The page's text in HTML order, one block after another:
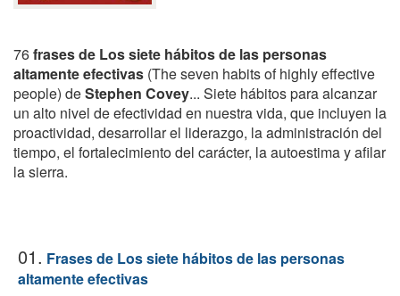
76frases de Los siete hábitos de las personas
altamente efectivas (The seven habits of highly effective
people) deStephen Covey... Siete hábitos para alcanzar
un alto nivel de efectividad en nuestra vida, que incluyen la
proactividad, desarrollar el liderazgo, la administración del
tiempo, el fortalecimiento del carácter, la autoestima y afilar
la sierra.
01. Frases de Los siete hábitos de las personas
altamente efectivas